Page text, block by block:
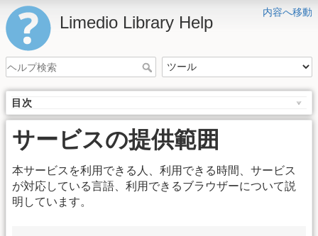
内容へ移動
Limedio Library Help
目次
サービスの提供範囲
本サービスを利用できる人、利用できる時間、サービス
が対応している言語、利用できるブラウザーについて説
明しています。